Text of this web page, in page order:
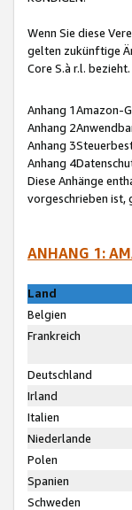
Wenn Sie diese
gelten zukünftige
Core S.à r.l. bezieht.
Anhang 1Amazon-
Anhang
Anhang
Anhang
Diese Anhänge
vorgeschrieben ist,
ANHANG 1:
Land
Belgien
Frankreich
Deutschland
Irland
Italien
Niederlande
Polen
Spanien
Schweden